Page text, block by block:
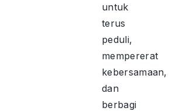
untuk
terus
peduli,
mempererat
kebersamaan,
dan
berbagi